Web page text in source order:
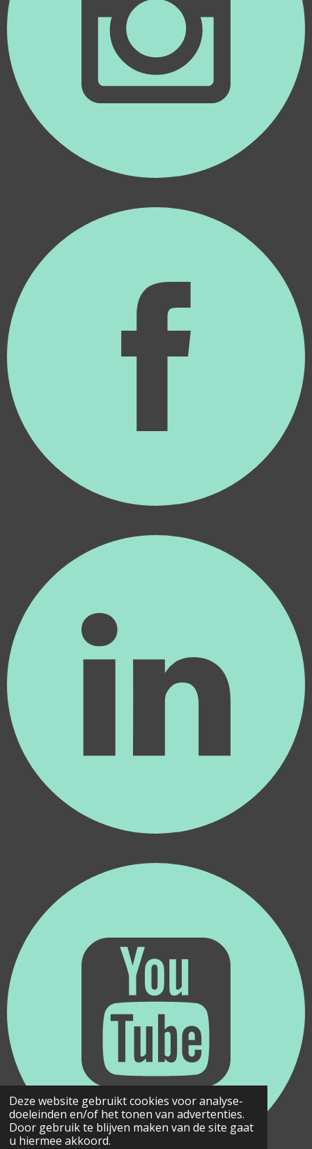
Deze website gebruikt cookies voor analyse-
doeleinden en/of het tonen van advertenties.
Door gebruik te blijven maken van de site gaat
u hiermee akkoord.